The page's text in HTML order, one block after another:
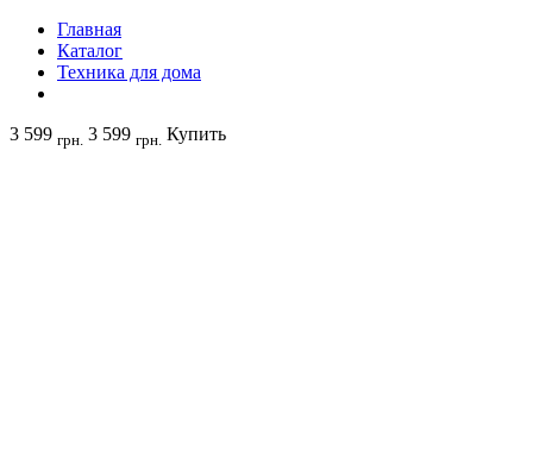
Главная
Каталог
Техника для дома
3 599 грн. 3 599 грн. Купить